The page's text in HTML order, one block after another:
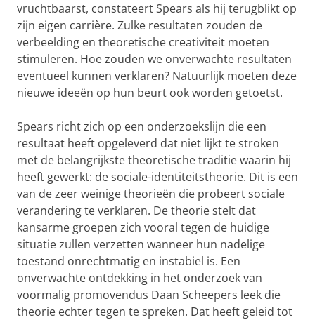
vruchtbaarst, constateert Spears als hij terugblikt op
zijn eigen carrière. Zulke resultaten zouden de
verbeelding en theoretische creativiteit moeten
stimuleren. Hoe zouden we onverwachte resultaten
eventueel kunnen verklaren? Natuurlijk moeten deze
nieuwe ideeën op hun beurt ook worden getoetst.
Spears richt zich op een onderzoekslijn die een
resultaat heeft opgeleverd dat niet lijkt te stroken
met de belangrijkste theoretische traditie waarin hij
heeft gewerkt: de sociale-identiteitstheorie. Dit is een
van de zeer weinige theorieën die probeert sociale
verandering te verklaren. De theorie stelt dat
kansarme groepen zich vooral tegen de huidige
situatie zullen verzetten wanneer hun nadelige
toestand onrechtmatig en instabiel is. Een
onverwachte ontdekking in het onderzoek van
voormalig promovendus Daan Scheepers leek die
theorie echter tegen te spreken. Dat heeft geleid tot